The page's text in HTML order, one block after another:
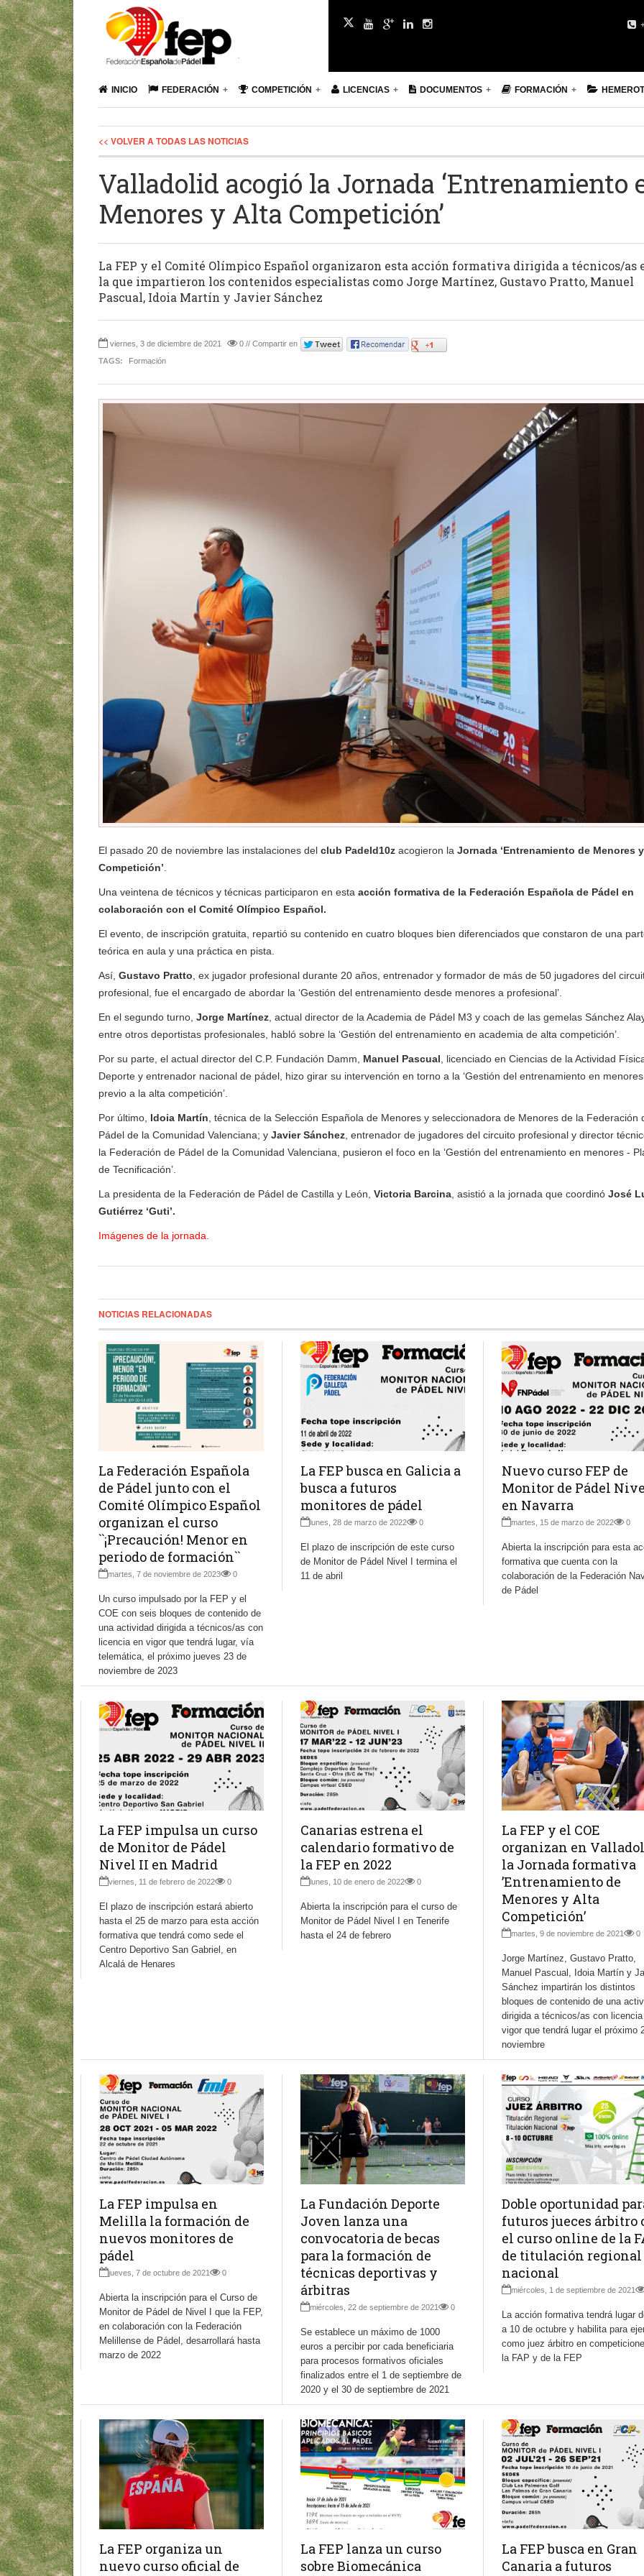
INICIO FEDERACIÓN COMPETICIÓN LICENCIAS DOCUMENTOS FORMACIÓN
<< VOLVER A TODAS LAS NOTICIAS
Valladolid acogió la Jornada ‘Entrenamiento
Menores y Alta Competición’
La FEP y el Comité Olímpico Español organizaron esta acción formativa dirigida a técnicos/as
la que impartieron los contenidos especialistas como Jorge Martínez, Gustavo Pratto, Manuel
Pascual, Idoia Martín y Javier Sánchez
viernes, 3 de diciembre de 2021
0 // Compartir en
TAGS:
Formación
El pasado 20 de noviembre las instalaciones del club Padeld10z acogieron la Jornada ‘Entrenamiento de Menores
Competición’
Una veintena de técnicos y técnicas participaron en esta acción formativa de la Federación Española de Pádel en
colaboración con el Comité Olímpico Español.
El evento, de inscripción gratuita, repartió su contenido en cuatro bloques bien diferenciados que constaron de una
teórica en aula y una práctica en pista.
Así, Gustavo Pratto , ex jugador profesional durante 20 años, entrenador y formador de más de 50 jugadores del
profesional, fue el encargado de abordar la ‘Gestión del entrenamiento desde menores a profesional’.
En el segundo turno, Jorge Martínez , actual director de la Academia de Pádel M3 y coach de las gemelas Sánchez
entre otros deportistas profesionales, habló sobre la ‘Gestión del entrenamiento en academia de alta competición’.
Por su parte, el actual director del C.P. Fundación Damm, Manuel Pascual , licenciado en Ciencias de la Actividad
Deporte y entrenador nacional de pádel, hizo girar su intervención en torno a la ‘Gestión del entrenamiento en menores
previo a la alta competición’.
Por último, Idoia Martín , técnica de la Selección Española de Menores y seleccionadora de Menores de la Federación
Pádel de la Comunidad Valenciana; y Javier Sánchez , entrenador de jugadores del circuito profesional y director
la Federación de Pádel de la Comunidad Valenciana, pusieron el foco en la ‘Gestión del entrenamiento en menores -
de Tecnificación’.
La presidenta de la Federación de Pádel de Castilla y León, Victoria Barcina , asistió a la jornada que coordinó José
Gutiérrez ‘Guti’.
Imágenes de la jornada.
NOTICIAS RELACIONADAS
La Federación Española
de Pádel junto con el
Comité Olímpico Español
organizan el curso
``¡Precaución! Menor en
periodo de formación``
martes, 7 de noviembre de 2023 0
Un curso impulsado por la FEP y el
COE con seis bloques de contenido de
una actividad dirigida a técnicos/as con
licencia en vigor que tendrá lugar, vía
telemática, el próximo jueves 23 de
noviembre de 2023
La FEP busca en Galicia a
busca a futuros
monitores de pádel
lunes, 28 de marzo de 2022 0
El plazo de inscripción de este curso
de Monitor de Pádel Nivel I termina el
11 de abril
Nuevo curso FEP de
Monitor de Pádel
en Navarra
martes, 15 de marzo de 2022 0
Abierta la inscripción para esta
formativa que cuenta con la
colaboración de la Federación
de Pádel
La FEP impulsa un curso
de Monitor de Pádel
Nivel II en Madrid
viernes, 11 de febrero de 2022 0
El plazo de inscripción estará abierto
hasta el 25 de marzo para esta acción
formativa que tendrá como sede el
Centro Deportivo San Gabriel, en
Alcalá de Henares
Canarias estrena el
calendario formativo de
la FEP en 2022
lunes, 10 de enero de 2022 0
Abierta la inscripción para el curso de
Monitor de Pádel Nivel I en Tenerife
hasta el 24 de febrero
La FEP y el COE
organizan en
la Jornada formativa
’Entrenamiento de
Menores y Alta
Competición’
martes, 9 de noviembre de 2021 0
Jorge Martínez, Gustavo Pratto,
Manuel Pascual, Idoia Martín y
Sánchez impartirán los distintos
bloques de contenido de una
dirigida a técnicos/as con
vigor que tendrá lugar el próximo
noviembre
La FEP impulsa en
Melilla la formación de
nuevos monitores de
pádel
jueves, 7 de octubre de 2021 0
Abierta la inscripción para el Curso de
Monitor de Pádel de Nivel I que la FEP,
en colaboración con la Federación
Melillense de Pádel, desarrollará hasta
marzo de 2022
La Fundación Deporte
Joven lanza una
convocatoria de becas
para la formación de
técnicas deportivas y
árbitras
miércoles, 22 de septiembre de 2021 0
Se establece un máximo de 1000
euros a percibir por cada beneficiaria
para procesos formativos oficiales
finalizados entre el 1 de septiembre de
2020 y el 30 de septiembre de 2021
Doble oportunidad
futuros jueces árbitro
el curso online de la
de titulación
nacional
miércoles, 1 de septiembre de 2021
La acción formativa tendrá lugar
a 10 de octubre y habilita para
como juez árbitro en
la FAP y de la FEP
La FEP organiza un
nuevo curso oficial de
La FEP lanza un curso
sobre Biomecánica
La FEP busca en Gran
Canaria a futuros